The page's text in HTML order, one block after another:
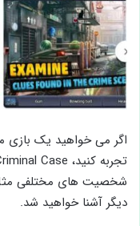
اگر می خواهید یک بازی
شخصیت های مختلفی مثل
دیگر آشنا خواهید شد.